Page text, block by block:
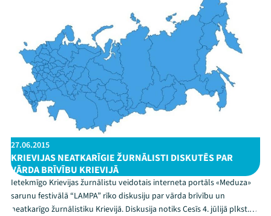
27.06.2015
KRIEVIJAS NEATKARĪGIE ŽURNĀLISTI DISKUTĒS PAR
VĀRDA BRĪVĪBU KRIEVIJĀ
Ietekmīgo Krievijas žurnālistu veidotais interneta portāls «Meduza»
sarunu festivālā “LAMPA” rīko diskusiju par vārda brīvību un
neatkarīgo žurnālistiku Krievijā. Diskusija notiks Cesīs 4. jūlijā plkst.